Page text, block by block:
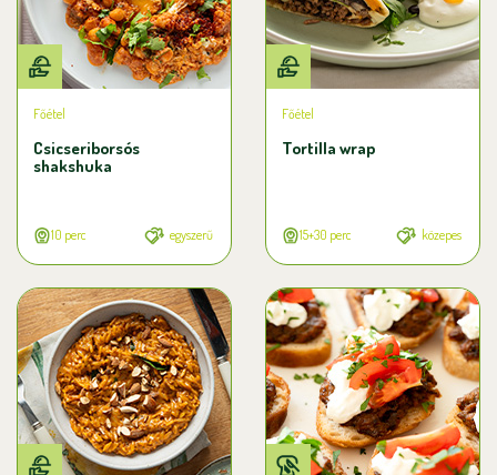
Főétel
Csicseriborsós
shakshuka
10 perc egyszerű
Főétel
Tortilla wrap
15+30 perc közepes